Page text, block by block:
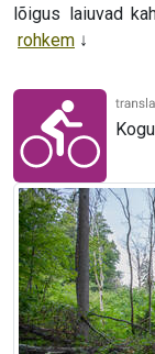
lõigus laiuvad
rohkem